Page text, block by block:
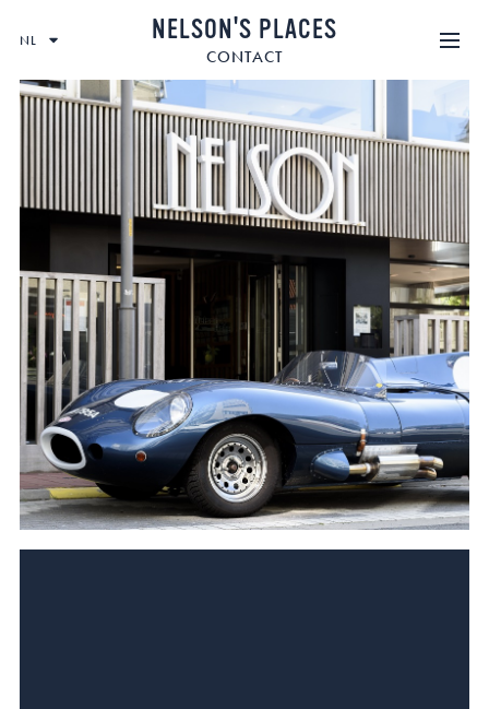
CONTENT
NELSON'S PLACES
CONTACT
NL